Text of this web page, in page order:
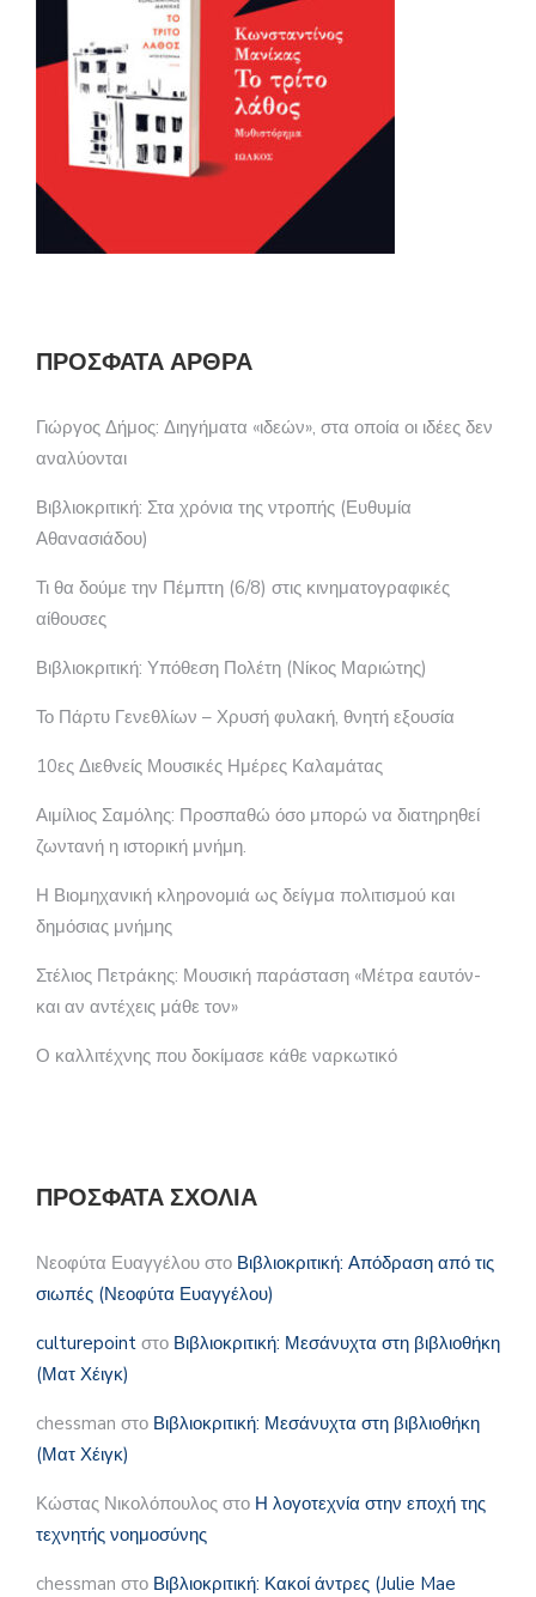
ΠΡΌΣΦΑΤΑ ΆΡΘΡΑ
Γιώργος Δήμος: Διηγήματα «ιδεών», στα οποία οι ιδέες δεν
αναλύονται
Βιβλιοκριτική: Στα χρόνια της ντροπής (Ευθυμία
Αθανασιάδου)
Τι θα δούμε την Πέμπτη (6/8) στις κινηματογραφικές
αίθουσες
Βιβλιοκριτική: Υπόθεση Πολέτη (Νίκος Μαριώτης)
Το Πάρτυ Γενεθλίων – Χρυσή φυλακή, θνητή εξουσία
10ες Διεθνείς Μουσικές Ημέρες Καλαμάτας
Αιμίλιος Σαμόλης: Προσπαθώ όσο μπορώ να διατηρηθεί
ζωντανή η ιστορική μνήμη.
Η Βιομηχανική κληρονομιά ως δείγμα πολιτισμού και
δημόσιας μνήμης
Στέλιος Πετράκης: Μουσική παράσταση «Μέτρα εαυτόν-
και αν αντέχεις μάθε τον»
Ο καλλιτέχνης που δοκίμασε κάθε ναρκωτικό
ΠΡΌΣΦΑΤΑ ΣΧΌΛΙΑ
Νεοφύτα Ευαγγέλου στο Βιβλιοκριτική: Απόδραση από τις
σιωπές (Νεοφύτα Ευαγγέλου)
culturepoint στο Βιβλιοκριτική: Μεσάνυχτα στη βιβλιοθήκη
(Ματ Χέιγκ)
chessman στο Βιβλιοκριτική: Μεσάνυχτα στη βιβλιοθήκη
(Ματ Χέιγκ)
Κώστας Νικολόπουλος στο Η λογοτεχνία στην εποχή της
τεχνητής νοημοσύνης
chessman στο Βιβλιοκριτική: Κακοί άντρες (Julie Mae